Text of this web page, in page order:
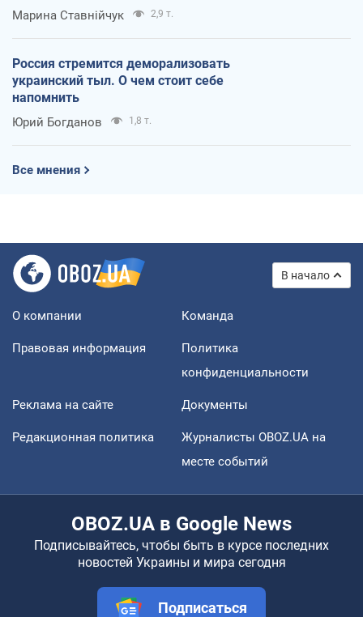
Марина Ставнійчук 2,9 т.
Россия стремится деморализовать
украинский тыл. О чем стоит себе
напомнить
Юрий Богданов 1,8 т.
Все мнения
В начало
О компании Команда
Правовая информация
Политика
конфиденциальности
Реклама на сайте Документы
Редакционная политика
Журналисты OBOZ.UA на
месте событий
OBOZ.UA в Google News
Подписывайтесь, чтобы быть в курсе последних
новостей Украины и мира сегодня
Подписаться